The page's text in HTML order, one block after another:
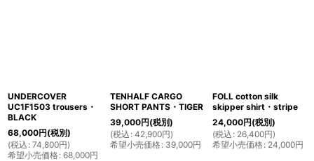
UNDERCOVER
UC1F1503 trousers・
BLACK
68,000円(税別)
(税込 : 74,800円)
希望小売価格: 68,000円
TENHALF CARGO
SHORT PANTS・TIGER
39,000円(税別)
(税込 : 42,900円)
希望小売価格: 39,000円
FOLL cotton silk
skipper shirt・stripe
24,000円(税別)
(税込 : 26,400円)
希望小売価格: 24,000円